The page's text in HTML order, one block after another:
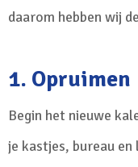
daarom hebben wij
1. Opruimen
Begin het nieuwe
je kastjes, bureau